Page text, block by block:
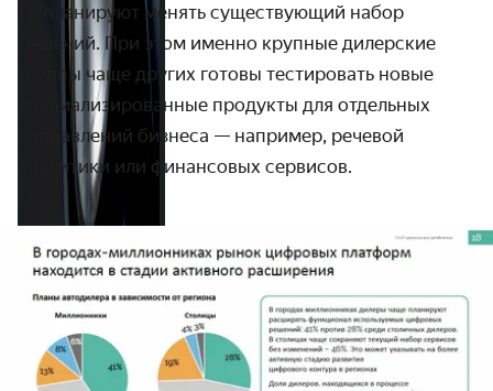
не планируют менять существующий набор
решений. При этом именно крупные дилерские
группы чаще других готовы тестировать новые
специализированные продукты для отдельных
направлений бизнеса — например, речевой
аналитики или финансовых сервисов.